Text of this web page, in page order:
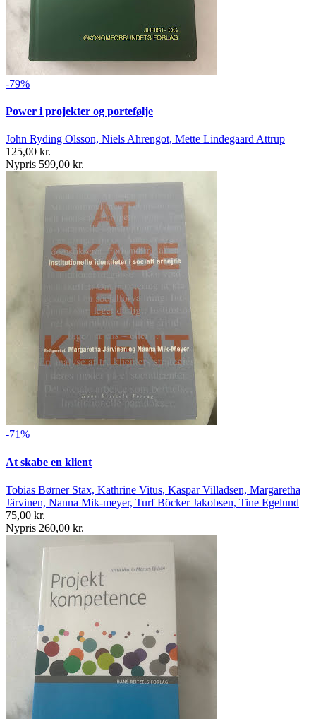
-79%
Power i projekter og portefølje
John Ryding Olsson, Niels Ahrengot, Mette Lindegaard Attrup
125,00 kr.
Nypris 599,00 kr.
-71%
At skabe en klient
Tobias Børner Stax, Kathrine Vitus, Kaspar Villadsen, Margaretha
Järvinen, Nanna Mik-meyer, Turf Böcker Jakobsen, Tine Egelund
75,00 kr.
Nypris 260,00 kr.